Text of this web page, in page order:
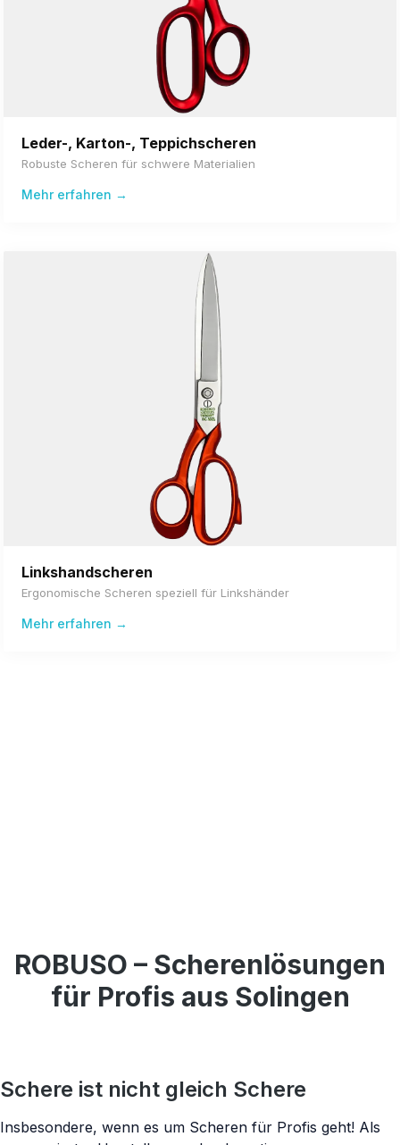
Leder-, Karton-, Teppichscheren
Robuste Scheren für schwere Materialien
Mehr erfahren →
Linkshandscheren
Ergonomische Scheren speziell für Linkshänder
Mehr erfahren →
Wir machen müde
Scheren
Schärfe verloren? Unser Schleifservice vom
Experten bringt Ihre Schere zurück auf
ROBUSO – Scherenlösungen
für Profis aus Solingen
Schere ist nicht gleich Schere
Insbesondere, wenn es um Scheren für Profis geht! Als